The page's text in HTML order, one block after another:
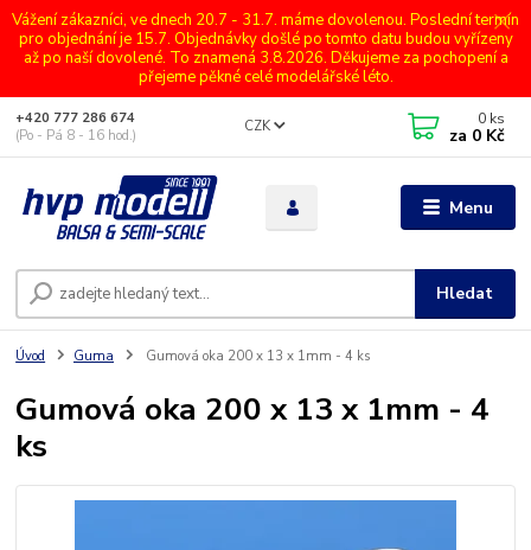
Vážení zákazníci, ve dnech 20.7 - 31.7. máme dovolenou. Poslední termín
pro objednání je 15.7. Objednávky došlé po tomto datu budou vyřízeny
až po naší dovolené. To znamená 3.8.2026. Děkujeme za pochopení a
přejeme pěkné celé modelářské léto.
Menu
CZK
Hledat
+420 777 286 674
(Po - Pá 8 - 16 hod.)
0 ks
za 0 Kč
Úvod Guma Gumová oka 200 x 13 x 1mm - 4 ks
Gumová oka 200 x 13 x 1mm - 4
ks